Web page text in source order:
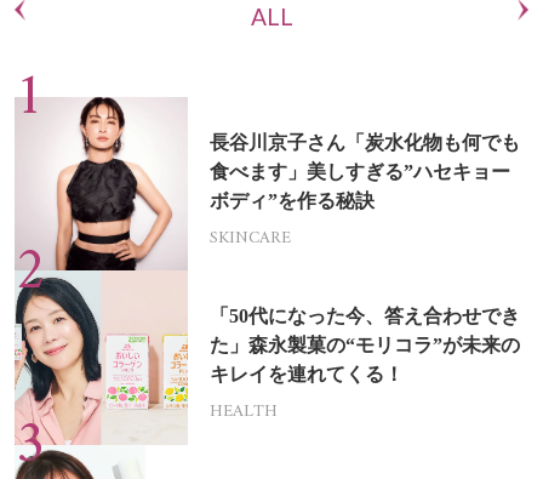
ALL
長谷川京子さん「炭水化物も何でも
食べます」美しすぎる”ハセキョー
ボディ”を作る秘訣
SKINCARE
「50代になった今、答え合わせでき
た」森永製菓の“モリコラ”が未来の
キレイを連れてくる！
HEALTH